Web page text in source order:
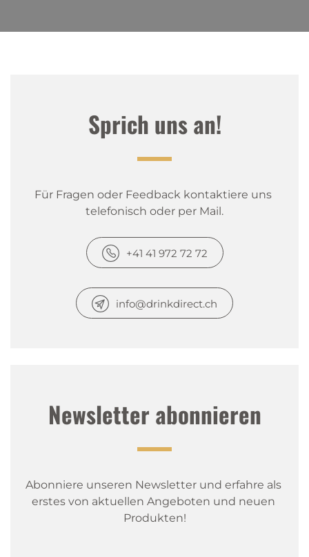
Sprich uns an!
Für Fragen oder Feedback kontaktiere uns
telefonisch oder per Mail.
+41 41 972 72 72
info@drinkdirect.ch
Newsletter abonnieren
Abonniere unseren Newsletter und erfahre als
erstes von aktuellen Angeboten und neuen
Produkten!